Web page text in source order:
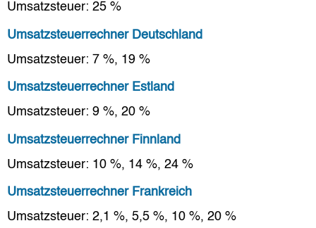
Umsatzsteuer: 25 %
Umsatzsteuerrechner Deutschland
Umsatzsteuer: 7 %, 19 %
Umsatzsteuerrechner Estland
Umsatzsteuer: 9 %, 20 %
Umsatzsteuerrechner Finnland
Umsatzsteuer: 10 %, 14 %, 24 %
Umsatzsteuerrechner Frankreich
Umsatzsteuer: 2,1 %, 5,5 %, 10 %, 20 %